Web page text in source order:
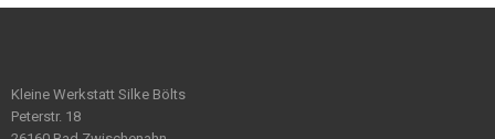
Kleine Werkstatt Silke Bölts
Peterstr. 18